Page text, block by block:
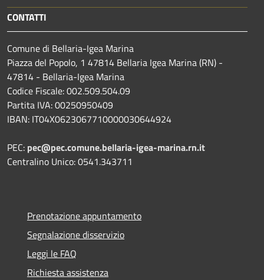
CONTATTI
Comune di Bellaria-Igea Marina
Piazza del Popolo, 1 47814 Bellaria Igea Marina (RN) -
47814 - Bellaria-Igea Marina
Codice Fiscale: 002.509.504.09
Partita IVA: 00250950409
IBAN: IT04X0623067710000030644924
PEC: pec@pec.comune.bellaria-igea-marina.rn.it
Centralino Unico: 0541.343711
Prenotazione appuntamento
Segnalazione disservizio
Leggi le FAQ
Richiesta assistenza